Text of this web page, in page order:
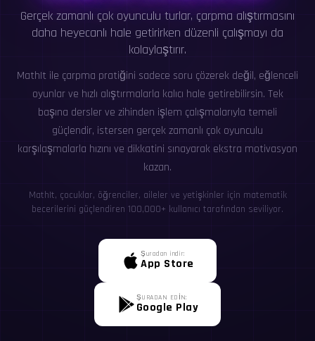
Gerçek zamanlı çok oyunculu turlar, çarpma alıştırmasını
daha heyecanlı hale getirirken düzenli çalışmayı da
kolaylaştırır.
MathIt ile çarpma pratiğini sadece soru çözerek değil, eğlenceli
oyunlar ve hızlı alıştırmalarla kalıcı hale getirebilirsin. Tek
başına dersler ve zihinden işlem çalışmalarıyla temeli
güçlendir, istersen gerçek zamanlı çok oyunculu
karşılaşmalarla hızını ve dikkatini sınayarak ekstra motivasyon
kazan.
MathIt, çocuklar, öğrenciler, aileler ve yetişkinler için matematik
becerilerini güçlendiren 100,000+ kullanıcı tarafından seviliyor.
Şuradan indir:
App Store
ŞURADAN EDİN:
Google Play